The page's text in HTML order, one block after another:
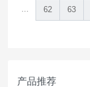
... 62 63
产品推荐